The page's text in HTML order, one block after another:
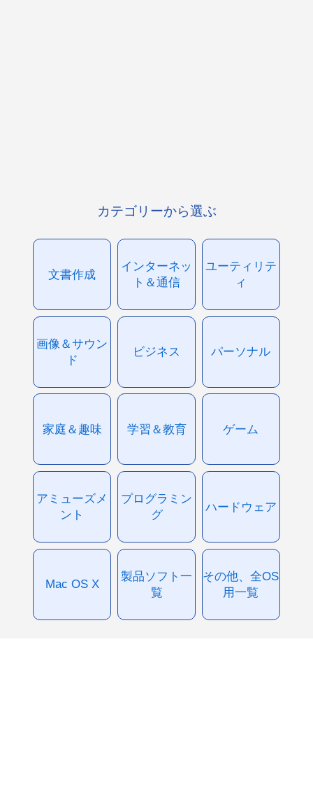
カテゴリーから選ぶ
文書作成
インターネッ
ト＆通信
ユーティリテ
ィ
画像＆サウン
ド
ビジネス パーソナル
家庭＆趣味 学習＆教育 ゲーム
アミューズメ
ント
プログラミン
グ
ハードウェア
Mac OS X
製品ソフト一
覧
その他、全OS
用一覧